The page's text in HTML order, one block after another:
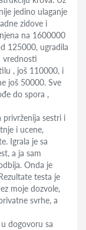
jedino ulaganje
zidove i
na 1600000
125000, ugradila
vrednosti
, još 110000, i
još 50000. Sve
do spora ,
privrženija sestri i
i ucene,
Igrala je sa
a ja sam
Onda je
testa je
moje dozvole,
svrhe, a
dogovoru sa